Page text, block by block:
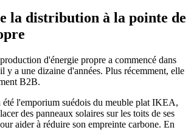
la distribution à la pointe de
d'énergie propre a commencé dans
y a une dizaine d'années. Plus récemment, elle
B2B.
été l'emporium suédois du meuble plat IKEA,
des panneaux solaires sur les toits de ses
aider à réduire son empreinte carbone. En